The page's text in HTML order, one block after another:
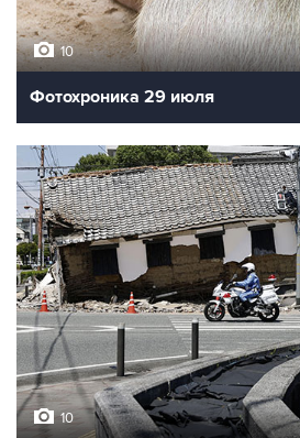
10
Фотохроника 29 июля
10